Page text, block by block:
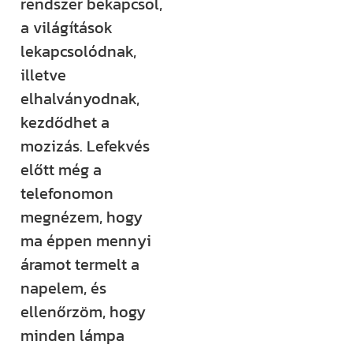
a világítások
lekapcsolódnak,
illetve
elhalványodnak,
kezdődhet a
mozizás. Lefekvés
előtt még a
telefonomon
megnézem, hogy
ma éppen mennyi
áramot termelt a
napelem, és
ellenőrzöm, hogy
minden lámpa